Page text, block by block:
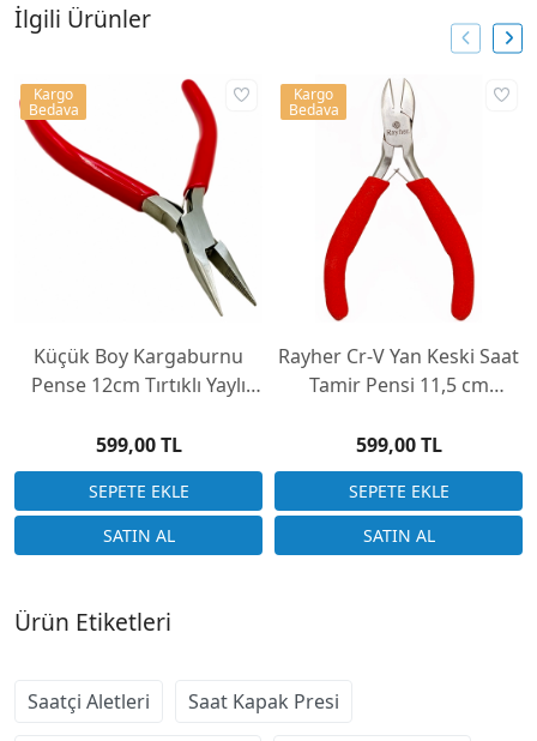
İlgili Ürünler
Küçük Boy Kargaburnu
Pense 12cm Tırtıklı Yaylı
599,00 TL
Kargo
Bedava
Rayher Cr-V Yan Keski Saat
Tamir Pensi 11,5 cm
599,00 TL
Kargo
Bedava
Ürün Etiketleri
Saatçi Aletleri Saat Kapak Presi